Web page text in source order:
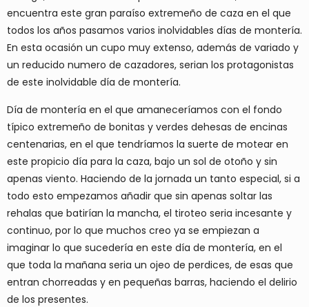
encuentra este gran paraíso extremeño de caza en el que
todos los años pasamos varios inolvidables días de montería.
En esta ocasión un cupo muy extenso, además de variado y
un reducido numero de cazadores, serian los protagonistas
de este inolvidable día de montería.
Día de montería en el que amaneceríamos con el fondo
típico extremeño de bonitas y verdes dehesas de encinas
centenarias, en el que tendríamos la suerte de motear en
este propicio día para la caza, bajo un sol de otoño y sin
apenas viento. Haciendo de la jornada un tanto especial, si a
todo esto empezamos añadir que sin apenas soltar las
rehalas que batirían la mancha, el tiroteo seria incesante y
continuo, por lo que muchos creo ya se empiezan a
imaginar lo que sucedería en este día de montería, en el
que toda la mañana seria un ojeo de perdices, de esas que
entran chorreadas y en pequeñas barras, haciendo el delirio
de los presentes.